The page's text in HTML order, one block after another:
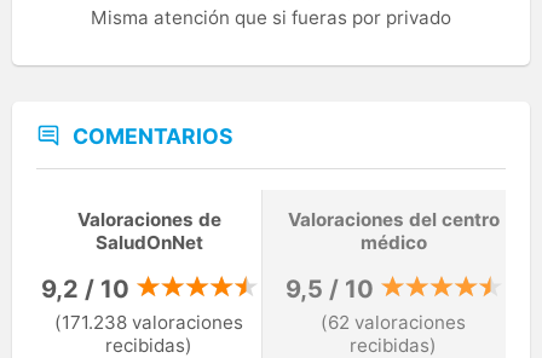
Misma atención que si fueras por privado
COMENTARIOS
Valoraciones de
SaludOnNet
9,2 / 10
(171.238 valoraciones
recibidas)
Valoraciones del centro
médico
9,5 / 10
(62 valoraciones
recibidas)